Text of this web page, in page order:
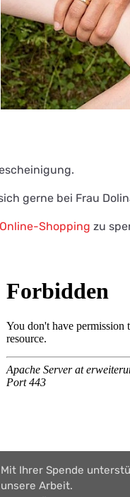
gerne bei Frau
Online-Shopping zu
Mit Ihrer Spende
unsere Arbeit.